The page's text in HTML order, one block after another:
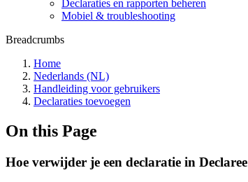
Declaraties en rapporten beheren
Mobiel & troubleshooting
Breadcrumbs
Home
Nederlands (NL)
Handleiding voor gebruikers
Declaraties toevoegen
On this Page
Hoe verwijder je een declaratie in Declaree